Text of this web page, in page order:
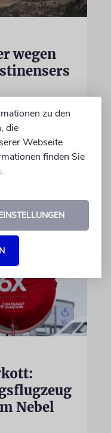
wegen
gegen
Oscar-
beteiligt.
vor Gericht
Nebel
zu den
die
Webseite
finden Sie
.